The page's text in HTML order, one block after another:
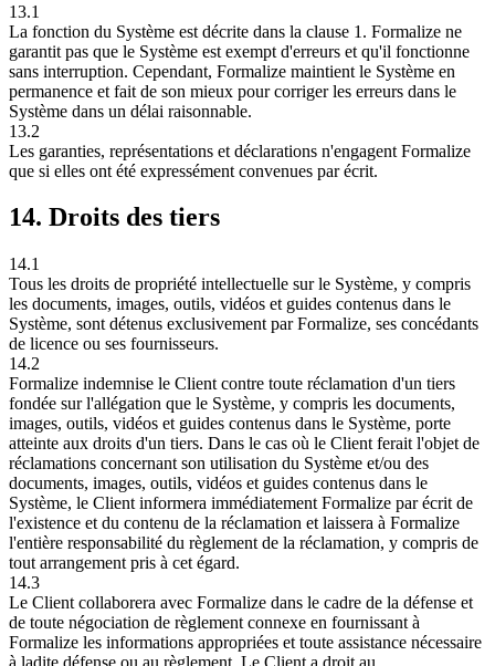
13.1
La fonction du Système est décrite dans la clause 1. Formalize ne
garantit pas que le Système est exempt d'erreurs et qu'il fonctionne
sans interruption. Cependant, Formalize maintient le Système en
permanence et fait de son mieux pour corriger les erreurs dans le
Système dans un délai raisonnable.
13.2
Les garanties, représentations et déclarations n'engagent Formalize
que si elles ont été expressément convenues par écrit.
14. Droits des tiers
14.1
Tous les droits de propriété intellectuelle sur le Système, y compris
les documents, images, outils, vidéos et guides contenus dans le
Système, sont détenus exclusivement par Formalize, ses concédants
de licence ou ses fournisseurs.
14.2
Formalize indemnise le Client contre toute réclamation d'un tiers
fondée sur l'allégation que le Système, y compris les documents,
images, outils, vidéos et guides contenus dans le Système, porte
atteinte aux droits d'un tiers. Dans le cas où le Client ferait l'objet de
réclamations concernant son utilisation du Système et/ou des
documents, images, outils, vidéos et guides contenus dans le
Système, le Client informera immédiatement Formalize par écrit de
l'existence et du contenu de la réclamation et laissera à Formalize
l'entière responsabilité du règlement de la réclamation, y compris de
tout arrangement pris à cet égard.
14.3
Le Client collaborera avec Formalize dans le cadre de la défense et
de toute négociation de règlement connexe en fournissant à
Formalize les informations appropriées et toute assistance nécessaire